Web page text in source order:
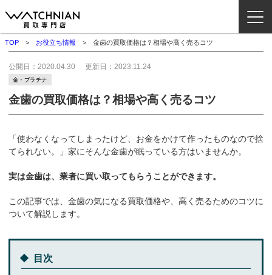
ブランドから探す
よくある質問
買取方法
査定方法
店舗一覧
お役立ち情報
お問い合わせ
TOP お役立ち情報 金歯の買取価格は？相場や高く売るコツ
金歯の買取価格は？相場や高く売るコツ
公開日： 2020.04.30 更新日： 2023.11.24
金・プラチナ
「使わなくなってしまったけど、お金をかけて作ったものなので捨
てられない。」家にそんな金歯が眠っている方はいませんか。
実は金歯は、業者に買い取ってもらうことができます。
この記事では、金歯の気になる買取価格や、高く売るためのコツに
ついて解説します。
目次